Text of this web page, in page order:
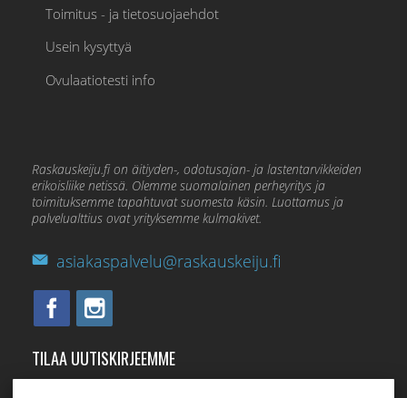
Toimitus - ja tietosuojaehdot
Usein kysyttyä
Ovulaatiotesti info
Raskauskeiju.fi on äitiyden-, odotusajan- ja lastentarvikkeiden
erikoisliike netissä. Olemme suomalainen perheyritys ja
toimituksemme tapahtuvat suomesta käsin. Luottamus ja
palvelualttius ovat yrityksemme kulmakivet.
asiakaspalvelu@raskauskeiju.fi
TILAA UUTISKIRJEEMME